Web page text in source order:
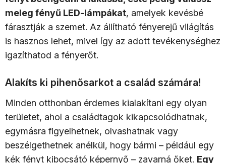
meleg fényű LED-lámpákat, amelyek kevésbé
fárasztják a szemet. Az állítható fényerejű világítás
is hasznos lehet, mivel így az adott tevékenységhez
igazíthatod a fényerőt.
Alakíts ki pihenősarkot a család számára!
Minden otthonban érdemes kialakítani egy olyan
területet, ahol a családtagok kikapcsolódhatnak,
egymásra figyelhetnek, olvashatnak vagy
beszélgethetnek anélkül, hogy bármi – például egy
kék fényt kibocsátó képernyő – zavarná őket. Egy